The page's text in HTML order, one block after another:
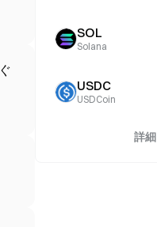
SOL
Solana
USDC
USDCoin
詳細